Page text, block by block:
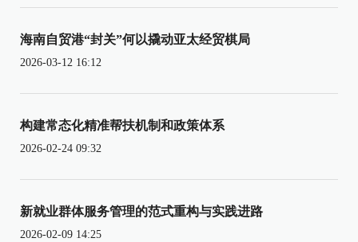
海南自贸港“封关”何以撬动亚太经贸棋局
2026-03-12 16:12
构建常态化精准帮扶机制和政策体系
2026-02-24 09:32
新就业群体服务管理的范式重构与实践进路
2026-02-09 14:25